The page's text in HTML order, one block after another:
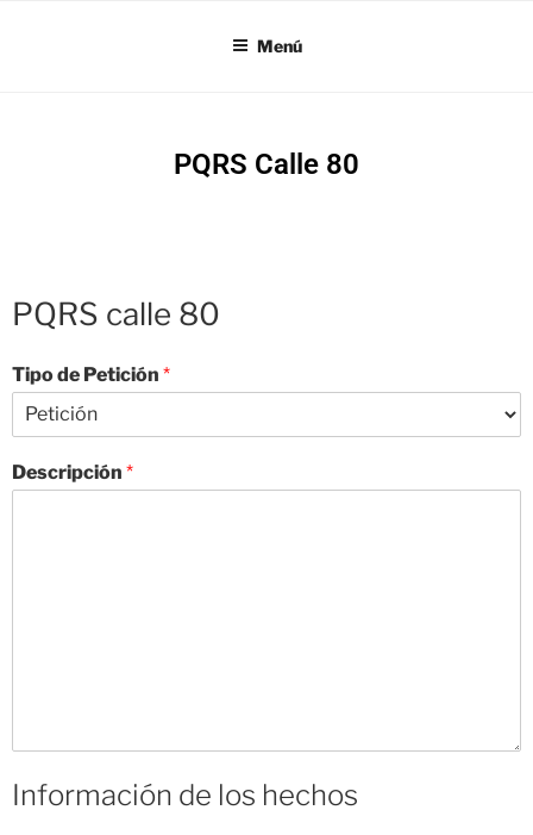
Menú
PQRS Calle 80
PQRS calle 80
Tipo de Petición *
Descripción *
Información de los hechos